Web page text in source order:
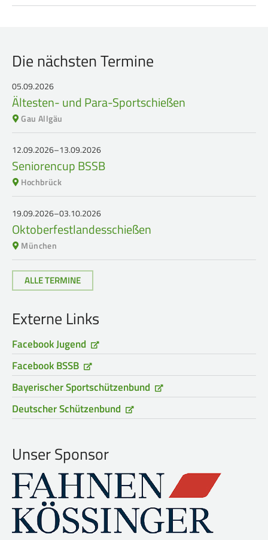
Die nächsten Termine
05.09.2026
Ältesten- und Para-Sportschießen
Gau Allgäu
12.09.2026–13.09.2026
Seniorencup BSSB
Hochbrück
19.09.2026–03.10.2026
Oktoberfestlandesschießen
München
ALLE TERMINE
Externe Links
Facebook Jugend
Facebook BSSB
Bayerischer Sportschützenbund
Deutscher Schützenbund
Unser Sponsor